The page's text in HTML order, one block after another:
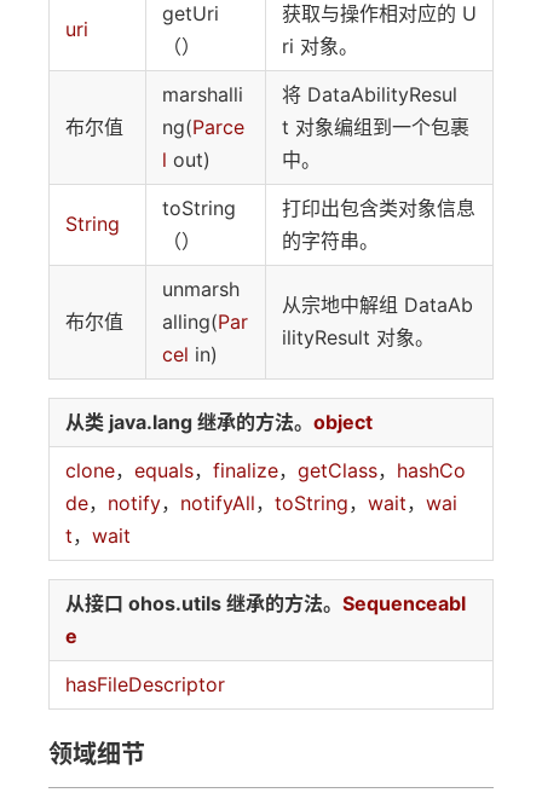
uri
getUri
（）
获取与操作相对应的 U
ri 对象。
布尔值
marshalli
ng(Parce
l out)
将 DataAbilityResul
t 对象编组到一个包裹
中。
String
toString
（）
打印出包含类对象信息
的字符串。
布尔值
unmarsh
alling(Par
cel in)
从宗地中解组 DataAb
ilityResult 对象。
从类 java.lang 继承的方法。 object
clone， equals， finalize， getClass， hashCo
de， notify， notifyAll， toString， wait， wai
t， wait
从接口 ohos.utils 继承的方法。 Sequenceabl
e
hasFileDescriptor
领域细节